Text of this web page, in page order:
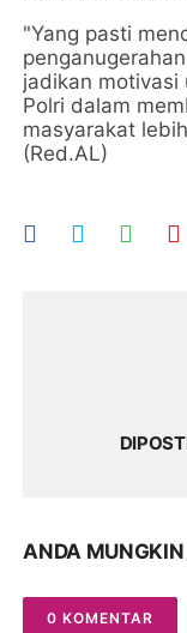
"Yang pasti
jadikan motivasi
Polri dalam
masyarakat
(Red.AL)
ANDA
0 KOMENTAR